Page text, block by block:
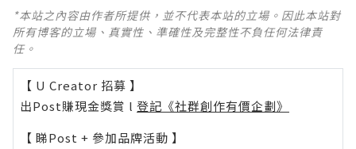
*本站之內容由作者所提供，並不代表本站的立場。因此本站對
所有博客的立場、真實性、準確性及完整性不負任何法律責
任。
【 U Creator 招募 】
出Post賺現金獎賞 l 登記《社群創作有價企劃》
【 睇Post + 參加品牌活動 】